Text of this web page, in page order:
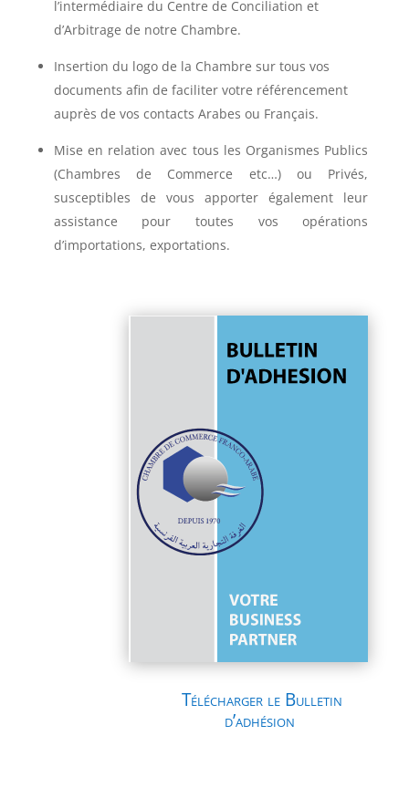
l’intermédiaire du Centre de Conciliation et
d’Arbitrage de notre Chambre.
Insertion du logo de la Chambre sur tous vos
documents afin de faciliter votre référencement
auprès de vos contacts Arabes ou Français.
Mise en relation avec tous les Organismes Publics
(Chambres de Commerce etc…) ou Privés,
susceptibles de vous apporter également leur
assistance pour toutes vos opérations
d’importations, exportations.
Télécharger le Bulletin
d’adhésion